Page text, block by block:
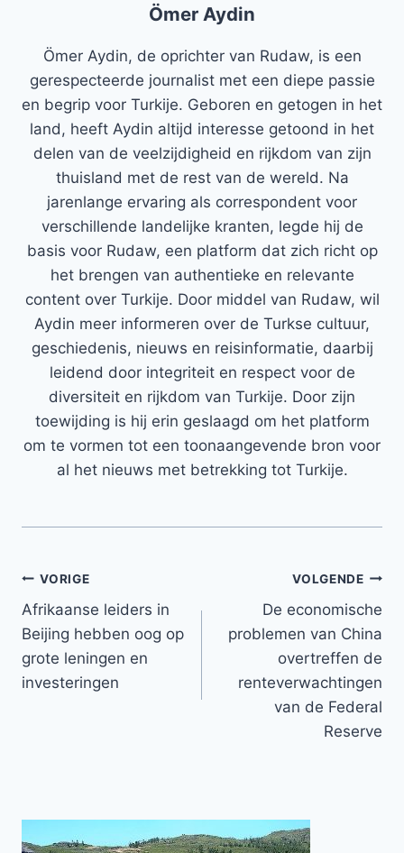
Ömer Aydin
Ömer Aydin, de oprichter van Rudaw, is een
gerespecteerde journalist met een diepe passie
en begrip voor Turkije. Geboren en getogen in het
land, heeft Aydin altijd interesse getoond in het
delen van de veelzijdigheid en rijkdom van zijn
thuisland met de rest van de wereld. Na
jarenlange ervaring als correspondent voor
verschillende landelijke kranten, legde hij de
basis voor Rudaw, een platform dat zich richt op
het brengen van authentieke en relevante
content over Turkije. Door middel van Rudaw, wil
Aydin meer informeren over de Turkse cultuur,
geschiedenis, nieuws en reisinformatie, daarbij
leidend door integriteit en respect voor de
diversiteit en rijkdom van Turkije. Door zijn
toewijding is hij erin geslaagd om het platform
om te vormen tot een toonaangevende bron voor
al het nieuws met betrekking tot Turkije.
Bericht
navigatie
VORIGE
Afrikaanse leiders in
Beijing hebben oog op
grote leningen en
investeringen
VOLGENDE
De economische
problemen van China
overtreffen de
renteverwachtingen
van de Federal
Reserve